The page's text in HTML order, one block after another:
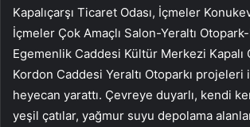
Kapalıçarşı Ticaret Odası, İçmeler
İçmeler Çok Amaçlı Salon-Yeraltı
Egemenlik Caddesi Kültür Merkezi Kapalı
Kordon Caddesi Yeraltı Otoparkı
heyecan yarattı. Çevreye duyarlı, kendi
yeşil çatılar, yağmur suyu depolama